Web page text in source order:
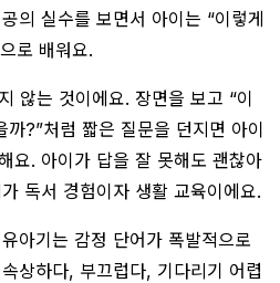
의 실수를 보면서 아이는 “이렇게
로 배워요.
않는 것이에요. 장면을 보고 “이
?”처럼 짧은 질문을 던지면 아이
요. 아이가 답을 잘 못해도 괜찮아
독서 경험이자 생활 교육이에요.
아기는 감정 단어가 폭발적으로
상하다, 부끄럽다, 기다리기 어렵